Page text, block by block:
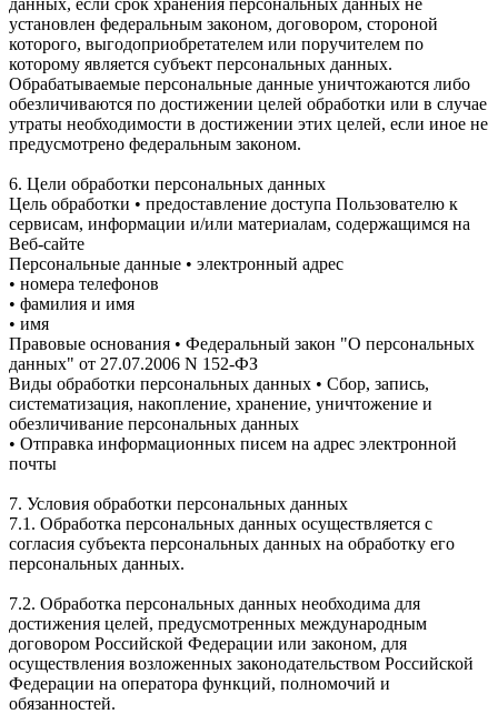
установлен федеральным законом, договором, стороной
которого, выгодоприобретателем или поручителем по
которому является субъект персональных данных.
Обрабатываемые персональные данные уничтожаются либо
обезличиваются по достижении целей обработки или в случае
утраты необходимости в достижении этих целей, если иное не
предусмотрено федеральным законом.
6. Цели обработки персональных данных
Цель обработки • предоставление доступа Пользователю к
сервисам, информации и/или материалам, содержащимся на
Веб-сайте
Персональные данные • электронный адрес
• номера телефонов
• фамилия и имя
• имя
Правовые основания • Федеральный закон "О персональных
данных" от 27.07.2006 N 152-ФЗ
Виды обработки персональных данных • Сбор, запись,
систематизация, накопление, хранение, уничтожение и
обезличивание персональных данных
• Отправка информационных писем на адрес электронной
почты
7. Условия обработки персональных данных
7.1. Обработка персональных данных осуществляется с
согласия субъекта персональных данных на обработку его
персональных данных.
7.2. Обработка персональных данных необходима для
достижения целей, предусмотренных международным
договором Российской Федерации или законом, для
осуществления возложенных законодательством Российской
Федерации на оператора функций, полномочий и
обязанностей.